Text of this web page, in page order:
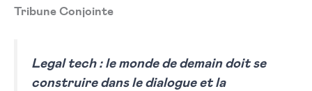
Tribune Conjointe
Legal tech : le monde de demain doit se
construire dans le dialogue et la